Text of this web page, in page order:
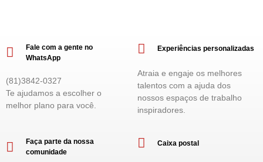
Fale com a gente no
WhatsApp
(81)3842-0327
Te ajudamos a escolher o
melhor plano para você.
Experiências personalizadas
Atraia e engaje os melhores
talentos com a ajuda dos
nossos espaços de trabalho
inspiradores.
Faça parte da nossa
comunidade
Caixa postal